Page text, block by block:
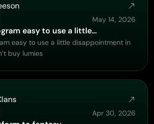
May 14, 2026
easy to use a little…
easy to use a little disappointment in
buy lumies
Apr 30, 2026